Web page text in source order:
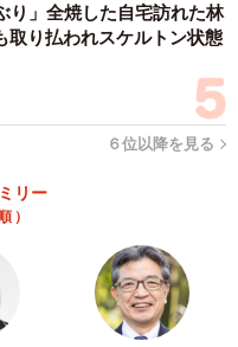
り」全焼した自宅訪れた林
り払われスケルトン状態
６位以降を見る
リー
）